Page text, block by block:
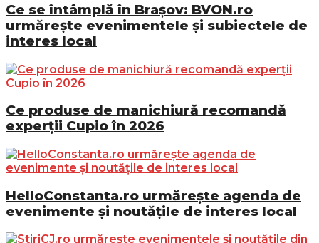
Ce se întâmplă în Brașov: BVON.ro
urmărește evenimentele și subiectele de
interes local
Ce produse de manichiură recomandă
experții Cupio în 2026
HelloConstanta.ro urmărește agenda de
evenimente și noutățile de interes local